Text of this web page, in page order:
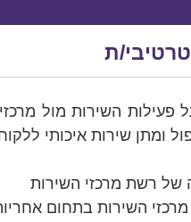
ת
פעילות השירות מול
ומתן שירות איכותי
של רשת מרכזי השירות
השירות בתחום